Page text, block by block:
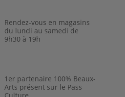
Rendez-vous en magasins
du lundi au samedi de
9h30 à 19h
1er partenaire 100% Beaux-
Arts présent sur le Pass